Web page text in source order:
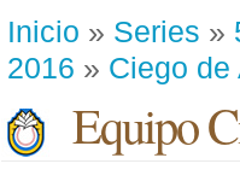
Inicio » Series »
2016 » Ciego de
Equipo